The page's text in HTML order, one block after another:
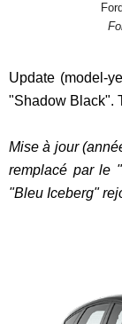
Update (model-
"Shadow Black".
Mise à jour
remplacé par le
"Bleu Iceberg"